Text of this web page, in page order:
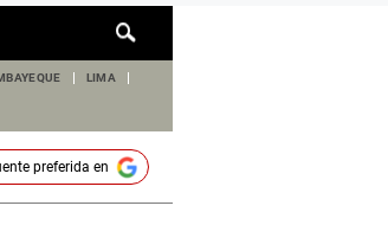
de
LIMA
preferida en